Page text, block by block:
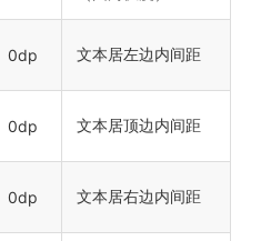
0dp 文本居左边内间距
0dp 文本居顶边内间距
0dp 文本居右边内间距